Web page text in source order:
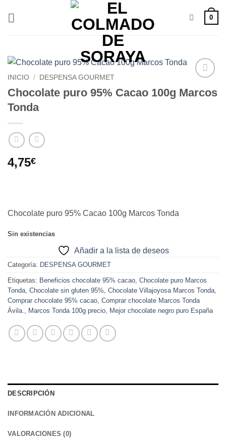
0
a la
INICIO / DESPENSA GOURMET
Chocolate puro 95% Cacao 100g Marcos
Tonda
4,75€
Chocolate puro 95% Cacao 100g Marcos Tonda
Sin existencias
Añadir a la lista de deseos
Categoría: DESPENSA GOURMET
Etiquetas: Beneficios chocolate 95% cacao, Chocolate puro Marcos
Tonda, Chocolate sin gluten 95%, Chocolate Villajoyosa Marcos Tonda,
Comprar chocolate 95% cacao, Comprar chocolate Marcos Tonda
Ávila., Marcos Tonda 100g precio, Mejor chocolate negro puro España
DESCRIPCIÓN
INFORMACIÓN ADICIONAL
VALORACIONES (0)